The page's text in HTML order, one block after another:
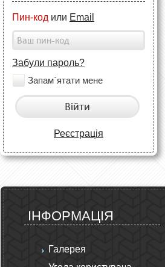
Пин-код или Email
Забули пароль?
Запам`ятати мене
Війти
Реєстрація
ІНФОРМАЦІЯ
Галерея